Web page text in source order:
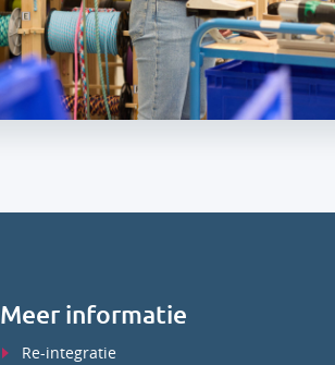
Meer informatie
Re-integratie